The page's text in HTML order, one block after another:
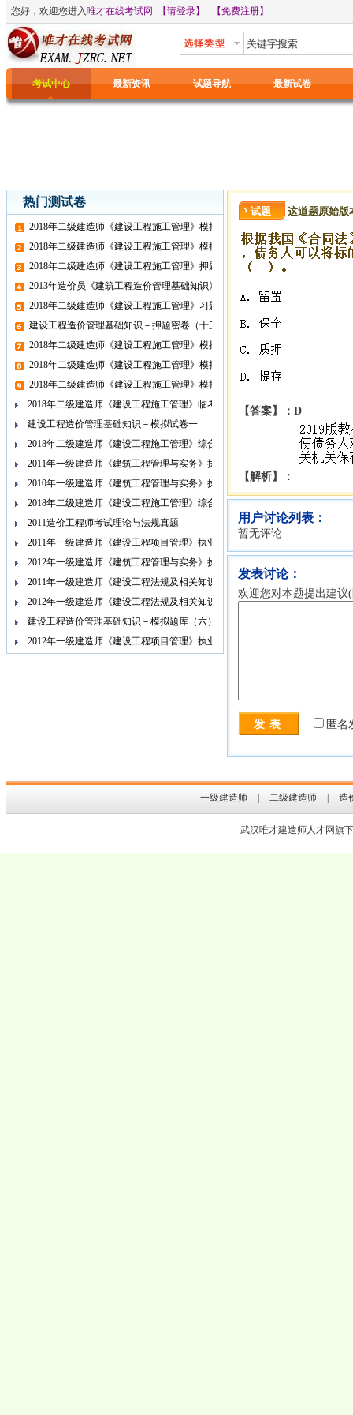
您好，欢迎您进入唯才在线考试网 【请登录】 【免费注册】
选择类型
考试中心 最新资讯 试题导航 最新试卷
热门测试卷
2018年二级建造师《建设工程施工管理》模拟试题（一）
2018年二级建造师《建设工程施工管理》模拟试题（五）
2018年二级建造师《建设工程施工管理》押题密卷（一）
2013年造价员《建筑工程造价管理基础知识》实战模拟（六）
2018年二级建造师《建设工程施工管理》习题班精讲同步练习（11）
建设工程造价管理基础知识－押题密卷（十三）
2018年二级建造师《建设工程施工管理》模拟试题（二）
2018年二级建造师《建设工程施工管理》模拟试题（四）
2018年二级建造师《建设工程施工管理》模拟试题（三）
2018年二级建造师《建设工程施工管理》临考突破（一）
建设工程造价管理基础知识－模拟试卷一
2018年二级建造师《建设工程施工管理》综合测试题（一）
2011年一级建造师《建筑工程管理与实务》执业资格考试真题
2010年一级建造师《建筑工程管理与实务》执业资格考试真题
2018年二级建造师《建设工程施工管理》综合测试题（二）
2011造价工程师考试理论与法规真题
2011年一级建造师《建设工程项目管理》执业资格考试真题
2012年一级建造师《建筑工程管理与实务》执业资格考试真题
2011年一级建造师《建设工程法规及相关知识》执业资格考试真题
2012年一级建造师《建设工程法规及相关知识》执业资格考试真题
建设工程造价管理基础知识－模拟题库（六）
2012年一级建造师《建设工程项目管理》执业资格考试真题
试题 这道题原始版
【答案】：D
【解析】：
用户讨论列表：
暂无评论
发表讨论：
欢迎您对本题提出建议
匿名
一级建造师 二级建造师 造
武汉唯才建造师人才网旗